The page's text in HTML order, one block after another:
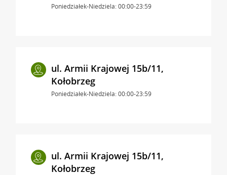
Poniedziałek-Niedziela: 00:00-23:59
ul. Armii Krajowej 15b/11,
Kołobrzeg
Poniedziałek-Niedziela: 00:00-23:59
ul. Armii Krajowej 15b/11,
Kołobrzeg